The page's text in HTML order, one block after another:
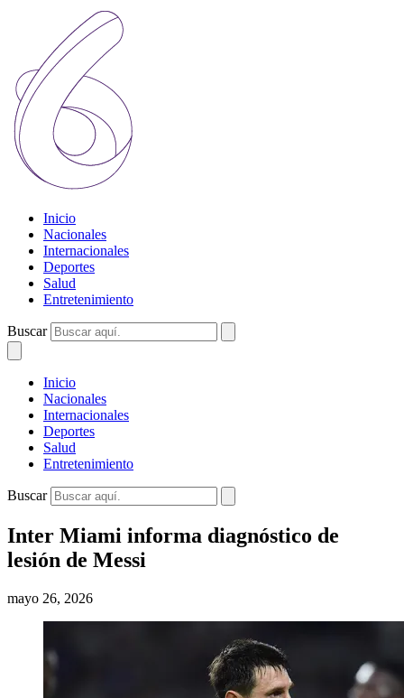
Inicio
Nacionales
Internacionales
Deportes
Salud
Entretenimiento
Buscar
Inicio
Nacionales
Internacionales
Deportes
Salud
Entretenimiento
Buscar
Inter Miami informa diagnóstico de
lesión de Messi
mayo 26, 2026